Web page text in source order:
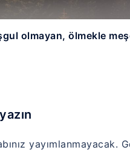
olmayan, ölmekle
yayımlanmayacak.